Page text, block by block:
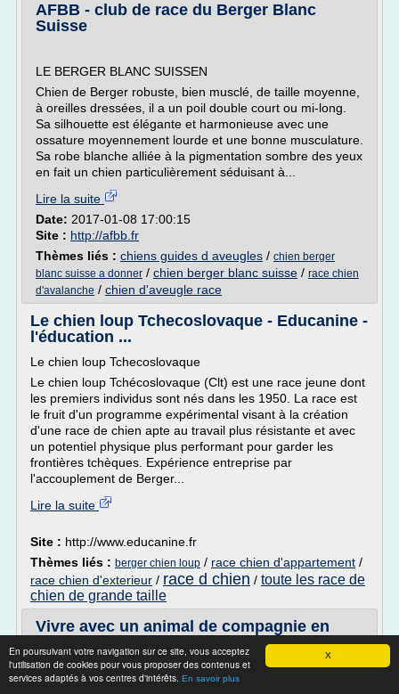
X
En poursuivant votre navigation sur ce site, vous acceptez
l'utilisation de cookies pour vous proposer des contenus et
services adaptés à vos centres d'intérêts. En savoir plus
AFBB - club de race du Berger Blanc
Suisse
LE BERGER BLANC SUISSEN
Chien de Berger robuste, bien musclé, de taille moyenne,
à oreilles dressées, il a un poil double court ou mi-long.
Sa silhouette est élégante et harmonieuse avec une
ossature moyennement lourde et une bonne musculature.
Sa robe blanche alliée à la pigmentation sombre des yeux
en fait un chien particulièrement séduisant à...
Lire la suite
Date: 2017-01-08 17:00:15
Site : http://afbb.fr
Thèmes liés : chiens guides d aveugles / chien berger
blanc suisse a donner / chien berger blanc suisse / race chien
d'avalanche / chien d'aveugle race
Le chien loup Tchecoslovaque - Educanine -
l'éducation ...
Le chien loup Tchecoslovaque
Le chien loup Tchécoslovaque (Clt) est une race jeune dont
les premiers individus sont nés dans les 1950. La race est
le fruit d'un programme expérimental visant à la création
d'une race de chien apte au travail plus résistante et avec
un potentiel physique plus performant pour garder les
frontières tchèques. Expérience entreprise par
l'accouplement de Berger...
Lire la suite
Site : http://www.educanine.fr
Thèmes liés : berger chien loup / race chien d'appartement /
race chien d'exterieur / race d chien / toute les race de
chien de grande taille
Vivre avec un animal de compagnie en
Si un bichon ou un chat s'y sentiront bien, un labrador n'a
rien d'un chien d'appartement ! Préférez donc un petit